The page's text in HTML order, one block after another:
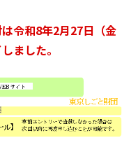
令和8年2月27日（金
ました。